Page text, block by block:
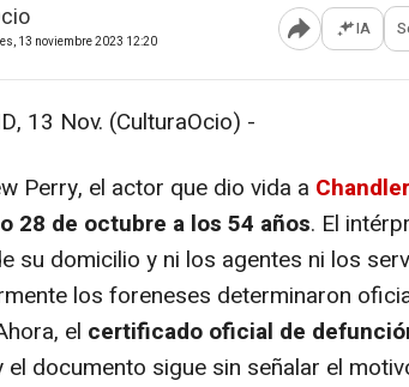
13 noviembre 2023 12:20 Abrir IA
13 Nov. (CulturaOcio) -
Perry, el actor que dio vida a
28 de octubre a los 54 años. El
su domicilio y ni los agentes ni los
los foreneses determinaron
el certificado oficial de
el documento sigue sin señalar el